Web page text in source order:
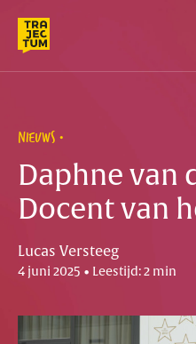
content
NIEUWS
Daphne van
Docent van
Lucas Versteeg
4 juni 2025 • Leestijd: 2 min